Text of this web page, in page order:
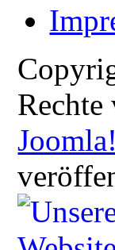
Rechte
Joomla!